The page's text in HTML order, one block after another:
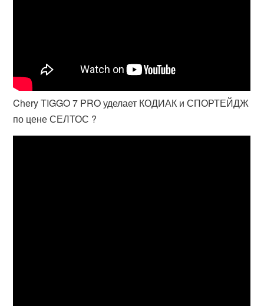
Chery TIGGO 7 PRO уделает КОДИАК и СПОРТЕЙДЖ
по цене СЕЛТОС ?